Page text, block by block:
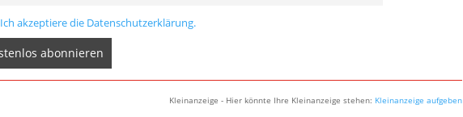
Ich akzeptiere die Datenschutzerklärung.
Kleinanzeige - Hier könnte Ihre Kleinanzeige stehen: Kleinanzeige aufgeben